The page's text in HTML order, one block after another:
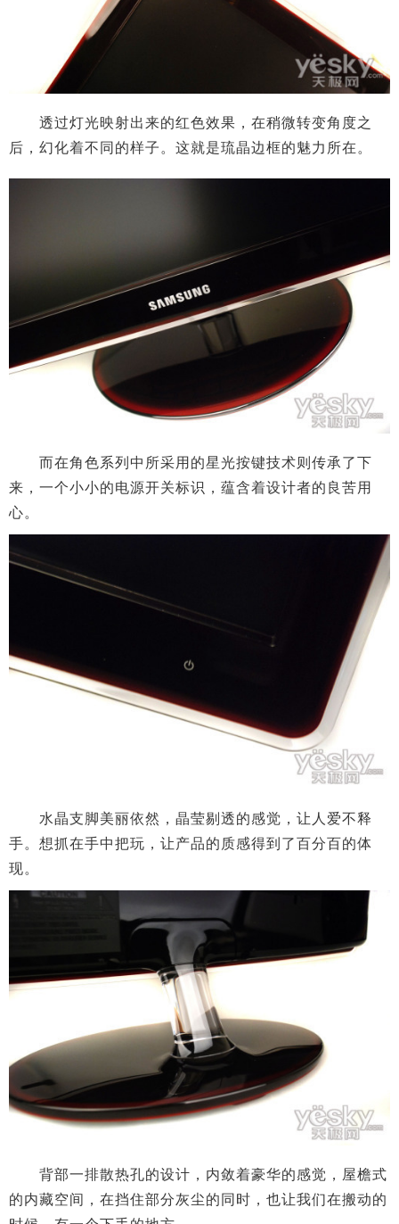
透过灯光映射出来的红色效果，在稍微转变角度之
后，幻化着不同的样子。这就是琉晶边框的魅力所在。
而在角色系列中所采用的星光按键技术则传承了下
来，一个小小的电源开关标识，蕴含着设计者的良苦用
心。
水晶支脚美丽依然，晶莹剔透的感觉，让人爱不释
手。想抓在手中把玩，让产品的质感得到了百分百的体
现。
背部一排散热孔的设计，内敛着豪华的感觉，屋檐式
的内藏空间，在挡住部分灰尘的同时，也让我们在搬动的